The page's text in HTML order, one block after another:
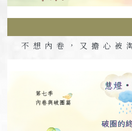
不想內卷，又擔心被